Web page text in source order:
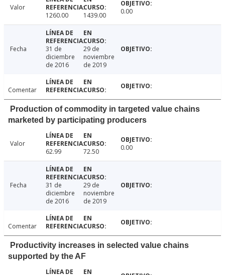
Valor
1260.00
1439.00 0.00
Fecha
31 de
diciembre
de 2016
29 de
noviembre
de 2019
Comentar
Production of commodity in targeted value chains
marketed by participating producers
Valor
62.99
72.50 0.00
Fecha
31 de
diciembre
de 2016
29 de
noviembre
de 2019
Comentar
Productivity increases in selected value chains
supported by the AF